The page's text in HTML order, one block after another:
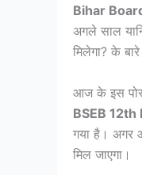
Bihar
अगले साल
मिलेगा? के
आज के इस
BSEB
गया है। अगर
मिल जाएगा।